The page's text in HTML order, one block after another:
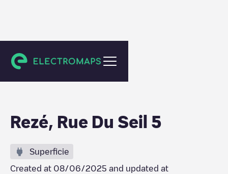
Rezé
Rezé, Rue Du Seil 5
Superficie
Created at 08/06/2025 and updated at